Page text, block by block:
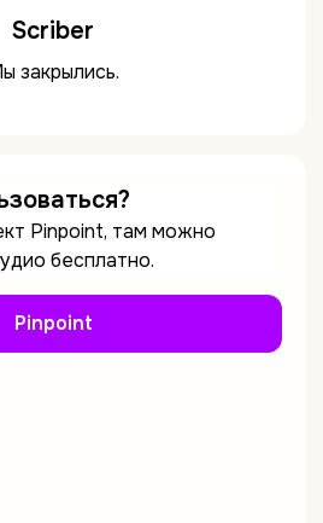
Scriber
закрылись.
Pinpoint, там можно
бесплатно.
Pinpoint